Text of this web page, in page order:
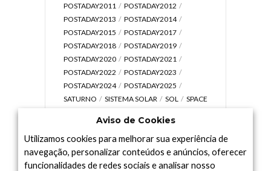
POSTADAY2011
POSTADAY2012
POSTADAY2013
POSTADAY2014
POSTADAY2015
POSTADAY2017
POSTADAY2018
POSTADAY2019
POSTADAY2020
POSTADAY2021
POSTADAY2022
POSTADAY2023
POSTADAY2024
POSTADAY2025
SATURNO
SISTEMA SOLAR SOL
SPACE
UNIVERSO
VÍDEO
Aviso de Cookies
Utilizamos cookies para melhorar sua experiência de
navegação, personalizar conteúdos e anúncios, oferecer
funcionalidades de redes sociais e analisar nosso